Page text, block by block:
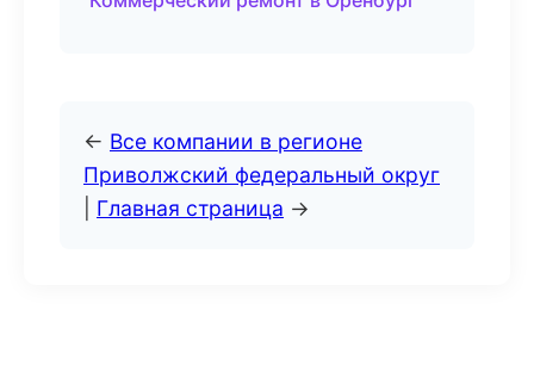
← Все компании в регионе
Приволжский федеральный округ
Главная страница →